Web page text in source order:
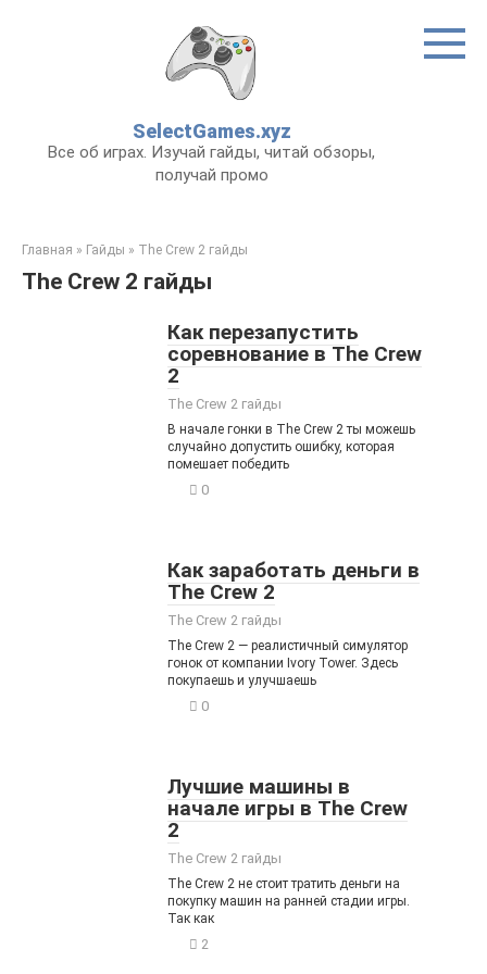
SelectGames.xyz
Все об играх. Изучай гайды, читай обзоры,
получай промо
Главная » Гайды » The Crew 2 гайды
The Crew 2 гайды
Как перезапустить
соревнование в The Crew
2
The Crew 2 гайды
В начале гонки в The Crew 2 ты можешь
случайно допустить ошибку, которая
помешает победить
0
Как заработать деньги в
The Crew 2
The Crew 2 гайды
The Crew 2 — реалистичный симулятор
гонок от компании Ivory Tower. Здесь
покупаешь и улучшаешь
0
Лучшие машины в
начале игры в The Crew
2
The Crew 2 гайды
The Crew 2 не стоит тратить деньги на
покупку машин на ранней стадии игры.
Так как
2